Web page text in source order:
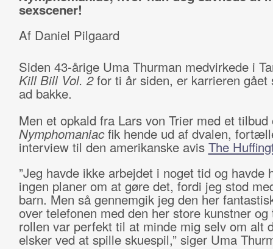
sexscener!
Af Daniel Pilgaard
Siden 43-årige Uma Thurman medvirkede i
Kill Bill Vol. 2for ti år siden, er karrieren gået
ad bakke.
Men et opkald fra Lars von Trier med et
Nymphomaniacfik hende ud af dvalen,
interview til den amerikanske avis The
”Jeg havde ikke arbejdet i noget tid og havde
ingen planer om at gøre det, fordi jeg stod
barn. Men så gennemgik jeg den her
over telefonen med den her store kunstner
rollen var perfekt til at minde mig selv om alt
elsker ved at spille skuespil,” siger Uma